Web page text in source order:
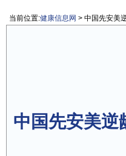
当前位置:健康信息网 > 中国先安美
中国先安美逆